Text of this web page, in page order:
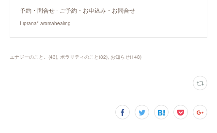
予約・問合せ - ご予約・お申込み・お問合せ
Liprana* aromahealing
エナジーのこと。 (43) ポラリティのこと(82) お知らせ(148)